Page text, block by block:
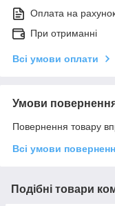
Оплата на
При отриманні
Всі умови оплати
Умови
Повернення товару
Всі умови
Подібні товари